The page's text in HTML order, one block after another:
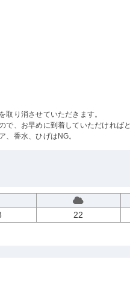
取り消させていただきます。
で、お早めに到着していただければ
、香水、ひげはNG。
22